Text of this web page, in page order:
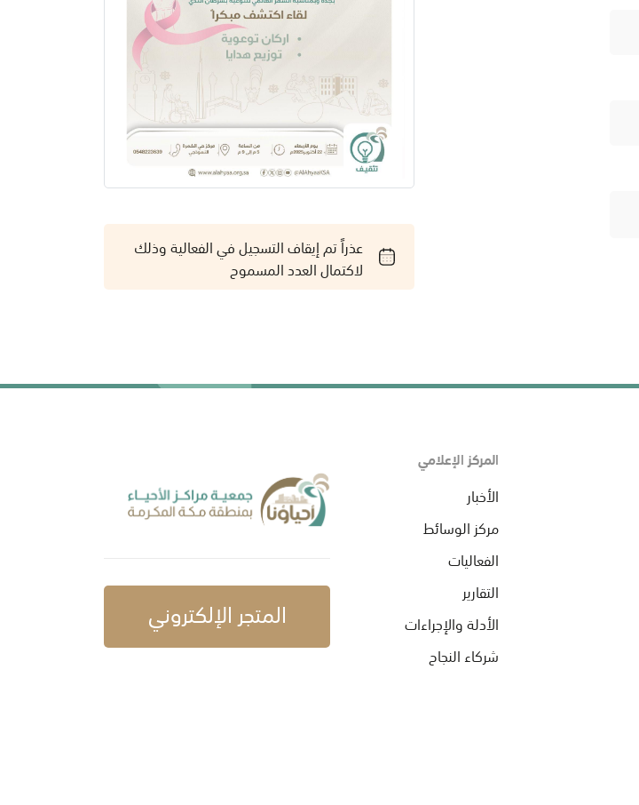
عذراً تم إيقاف التسجيل في الفعالية وذلك
لاكتمال العدد المسموح
المركز الإعلامي
الأخبار
مركز الوسائط
الفعاليات
التقارير
الأدلة والإجراءات
شركاء النجاح
المتجر الإلكتروني